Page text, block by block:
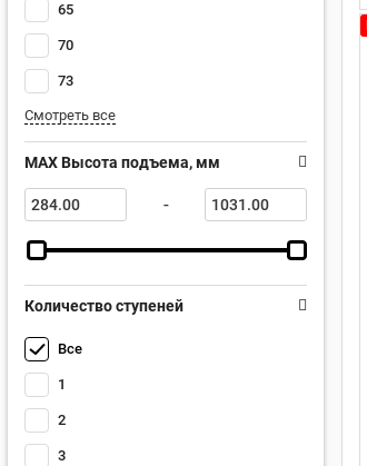
65
70
73
Смотреть все
MAX Высота подъема, мм
-
Количество ступеней
Все
1
2
3